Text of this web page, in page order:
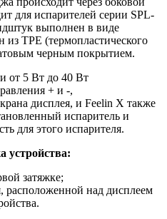
для испарителей серии SPL-
выполнен в виде
из TPE (термопластического
черным покрытием.
от 5 Вт до 40 Вт
+ и -,
дисплея, и Feelin X также
испаритель и
для этого испарителя.
устройства:
затяжке;
над дисплеем